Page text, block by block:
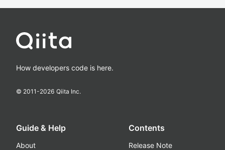
How developers code is here.
© 2011-2026 Qiita Inc.
Guide & Help
About
Contents
Release Note